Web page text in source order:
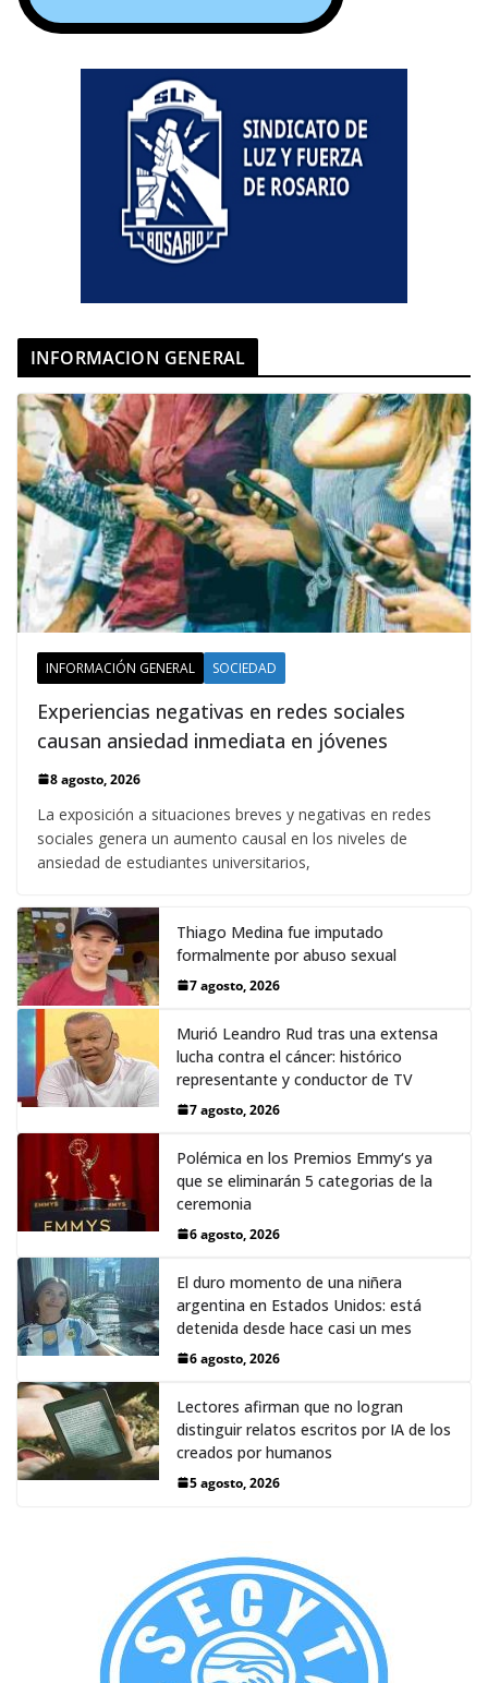
INFORMACION GENERAL
INFORMACIÓN GENERAL SOCIEDAD
Experiencias negativas en redes sociales
causan ansiedad inmediata en jóvenes
8 agosto, 2026
La exposición a situaciones breves y negativas en redes
sociales genera un aumento causal en los niveles de
ansiedad de estudiantes universitarios,
Thiago Medina fue imputado
formalmente por abuso sexual
7 agosto, 2026
Murió Leandro Rud tras una extensa
lucha contra el cáncer: histórico
representante y conductor de TV
7 agosto, 2026
Polémica en los Premios Emmy‘s ya
que se eliminarán 5 categorias de la
ceremonia
6 agosto, 2026
El duro momento de una niñera
argentina en Estados Unidos: está
detenida desde hace casi un mes
6 agosto, 2026
Lectores afirman que no logran
distinguir relatos escritos por IA de los
creados por humanos
5 agosto, 2026